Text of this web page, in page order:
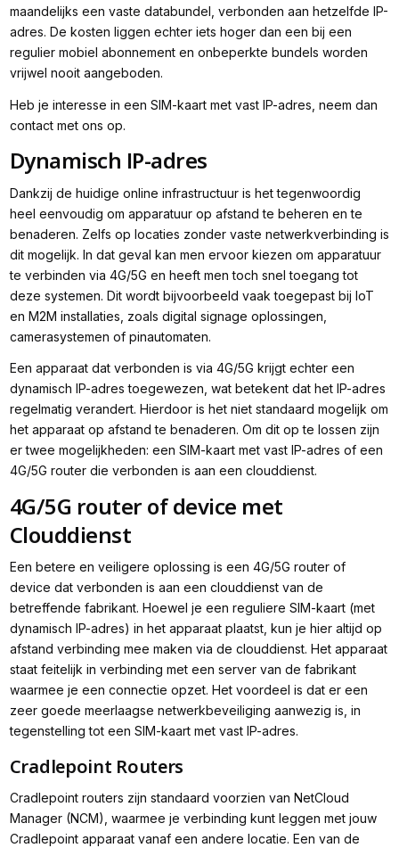
maandelijks een vaste databundel, verbonden aan hetzelfde IP-
adres. De kosten liggen echter iets hoger dan een bij een
regulier mobiel abonnement en onbeperkte bundels worden
vrijwel nooit aangeboden.
Heb je interesse in een SIM-kaart met vast IP-adres, neem dan
contact met ons op.
Dynamisch IP-adres
Dankzij de huidige online infrastructuur is het tegenwoordig
heel eenvoudig om apparatuur op afstand te beheren en te
benaderen. Zelfs op locaties zonder vaste netwerkverbinding is
dit mogelijk. In dat geval kan men ervoor kiezen om apparatuur
te verbinden via 4G/5G en heeft men toch snel toegang tot
deze systemen. Dit wordt bijvoorbeeld vaak toegepast bij IoT
en M2M installaties, zoals digital signage oplossingen,
camerasystemen of pinautomaten.
Een apparaat dat verbonden is via 4G/5G krijgt echter een
dynamisch IP-adres toegewezen, wat betekent dat het IP-adres
regelmatig verandert. Hierdoor is het niet standaard mogelijk om
het apparaat op afstand te benaderen. Om dit op te lossen zijn
er twee mogelijkheden: een SIM-kaart met vast IP-adres of een
4G/5G router die verbonden is aan een clouddienst.
4G/5G router of device met
Clouddienst
Een betere en veiligere oplossing is een 4G/5G router of
device dat verbonden is aan een clouddienst van de
betreffende fabrikant. Hoewel je een reguliere SIM-kaart (met
dynamisch IP-adres) in het apparaat plaatst, kun je hier altijd op
afstand verbinding mee maken via de clouddienst. Het apparaat
staat feitelijk in verbinding met een server van de fabrikant
waarmee je een connectie opzet. Het voordeel is dat er een
zeer goede meerlaagse netwerkbeveiliging aanwezig is, in
tegenstelling tot een SIM-kaart met vast IP-adres.
Cradlepoint Routers
Cradlepoint routers zijn standaard voorzien van NetCloud
Manager (NCM), waarmee je verbinding kunt leggen met jouw
Cradlepoint apparaat vanaf een andere locatie. Een van de